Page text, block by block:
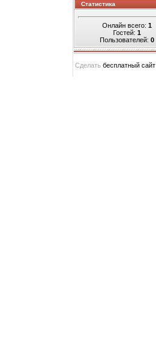
Статистика
Онлайн всего: 1
Гостей: 1
Пользователей: 0
Сделать бесплатный сайт